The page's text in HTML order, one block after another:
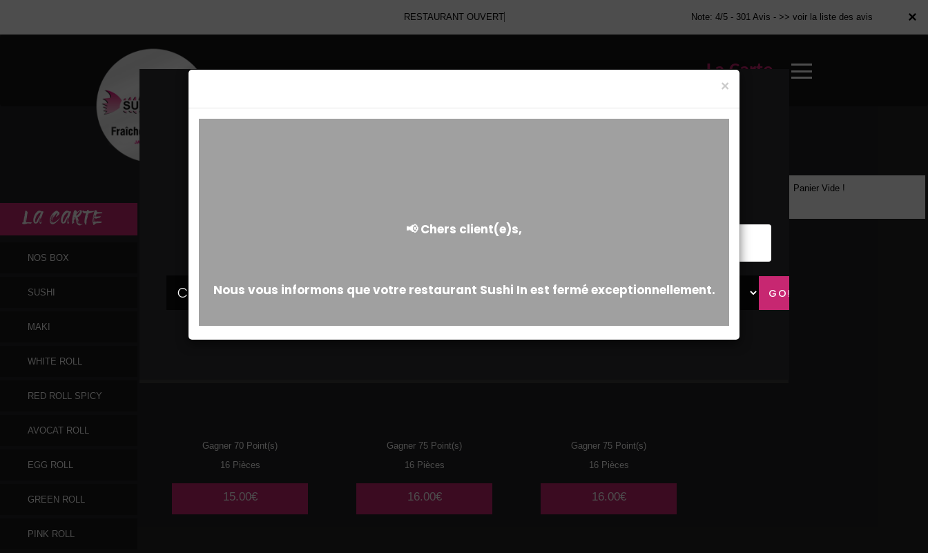
×
RESTAURANT OUVERT Note: 4/5 - 301 Avis - >> voir la liste des avis
La Carte
×
LA CARTE
NOS BOX
SUSHI
MAKI
WHITE ROLL
RED ROLL SPICY
AVOCAT ROLL
EGG ROLL
GREEN ROLL
PINK ROLL
Gagner 70 Point(s)
16 Pièces
15.00€
Gagner 75 Point(s)
16 Pièces
16.00€
Gagner 75 Point(s)
16 Pièces
16.00€
Panier Vide !
×